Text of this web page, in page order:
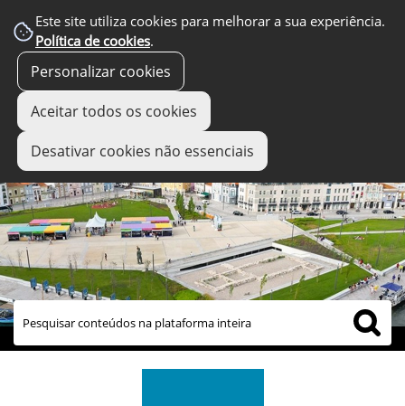
Este site utiliza cookies para melhorar a sua experiência.
Política de cookies.
Personalizar cookies
Aceitar todos os cookies
Desativar cookies não essenciais
links úteis